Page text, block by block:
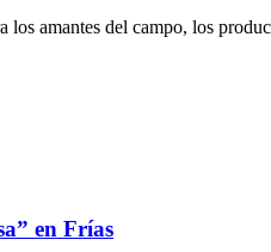
los amantes del campo, los
en Frías